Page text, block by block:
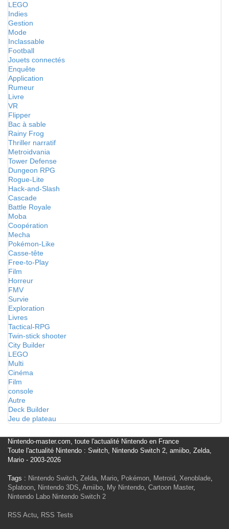
LEGO
Indies
Gestion
Mode
Inclassable
Football
Jouets connectés
Enquête
Application
Rumeur
Livre
VR
Flipper
Bac à sable
Rainy Frog
Thriller narratif
Metroidvania
Tower Defense
Dungeon RPG
Rogue-Lite
Hack-and-Slash
Cascade
Battle Royale
Moba
Coopération
Mecha
Pokémon-Like
Casse-tête
Free-to-Play
Film
Horreur
FMV
Survie
Exploration
Livres
Tactical-RPG
Twin-stick shooter
City Builder
LEGO
Multi
Cinéma
Film
console
Autre
Deck Builder
Jeu de plateau
Nintendo-master.com, toute l'actualité Nintendo en France
Toute l'actualité Nintendo : Switch, Nintendo Switch 2, amiibo, Zelda,
Mario - 2003-2026
Tags : Nintendo Switch, Zelda, Mario, Pokémon, Metroid, Xenoblade,
Splatoon, Nintendo 3DS, Amiibo, My Nintendo, Cartoon Master,
Nintendo Labo Nintendo Switch 2
RSS Actu, RSS Tests